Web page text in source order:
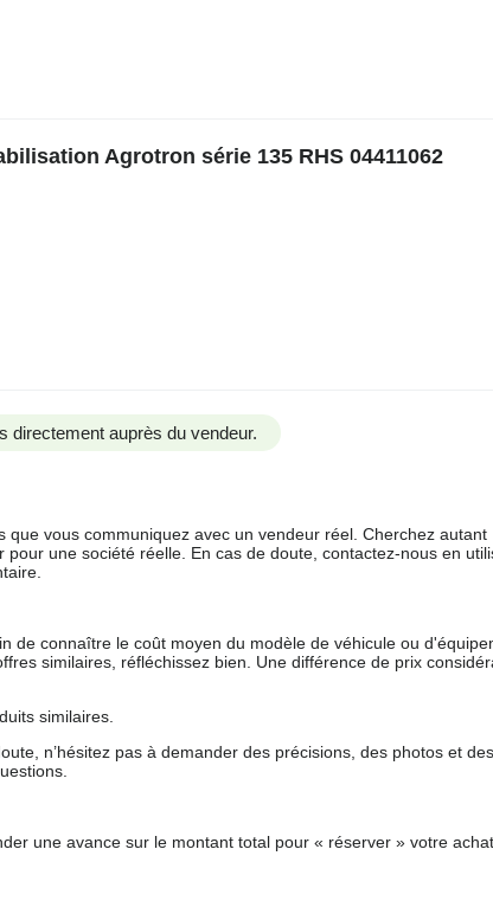
Agrotron série 135 RHS 04411062
directement auprès du vendeur.
vous communiquez avec un vendeur réel. Cherchez autant
une société réelle. En cas de doute, contactez-nous en
de connaître le coût moyen du modèle de véhicule ou
similaires, réfléchissez bien. Une différence de prix
similaires.
n’hésitez pas à demander des précisions, des photos et
une avance sur le montant total pour « réserver » votre